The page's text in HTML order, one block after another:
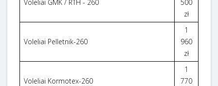
Voleliai GMK / RTH - 260
500
zł
Voleliai Pelletnik-260
1
960
zł
Voleliai Kormotex-260
1
770